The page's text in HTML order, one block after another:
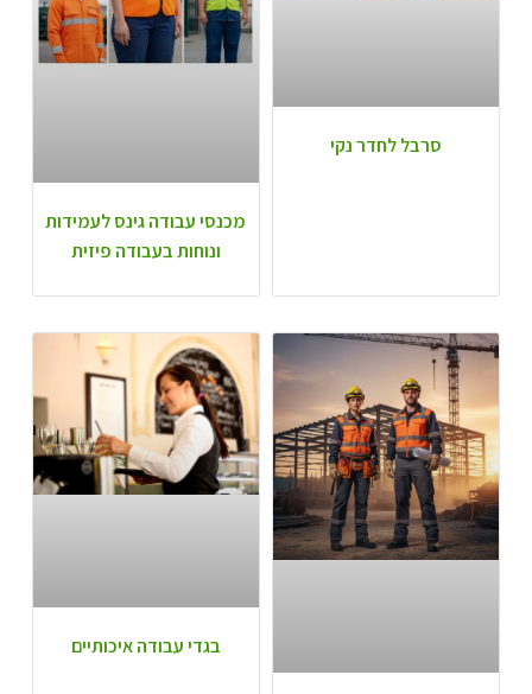
סרבל לחדר נקי
מכנסי עבודה גינס לעמידות
ונוחות בעבודה פיזית
בגדי עבודה איכותיים